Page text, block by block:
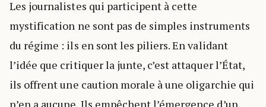
Les journalistes qui participent à cette
mystification ne sont pas de simples instruments
du régime : ils en sont les piliers. En validant
l’idée que critiquer la junte, c’est attaquer l’État,
ils offrent une caution morale à une oligarchie qui
n’en a aucune. Ils empêchent l’émergence d’un